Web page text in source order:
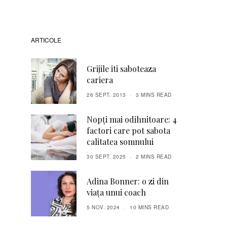
ARTICOLE
Grijile iti saboteaza
cariera
26 SEPT. 2013 3 MINS READ
Nopți mai odihnitoare: 4
factori care pot sabota
calitatea somnului
30 SEPT. 2025 2 MINS READ
Adina Bonner: o zi din
viața unui coach
5 NOV. 2024 10 MINS READ